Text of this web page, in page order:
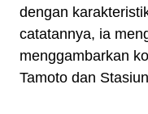
dengan
catatannya, ia
menggambarkan
Tamoto dan